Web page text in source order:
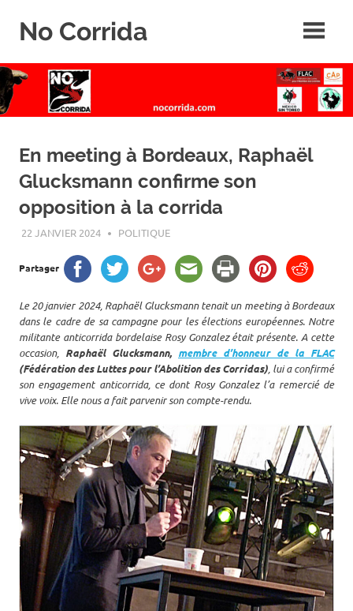
No Corrida
de
la
corrida
En meeting à Bordeaux, Raphaël
Glucksmann confirme son
opposition à la corrida
22 JANVIER 2024 ROGER LAHANA
POLITIQUE
Partager
Le 20 janvier 2024, Raphaël Glucksmann tenait un meeting à Bordeaux
dans le cadre de sa campagne pour les élections européennes. Notre
militante anticorrida bordelaise Rosy Gonzalez était présente. A cette
occasion, Raphaël Glucksmann, membre d’honneur de la FLAC
(Fédération des Luttes pour l’Abolition des Corridas), lui a confirmé
son engagement anticorrida, ce dont Rosy Gonzalez l’a remercié de
vive voix. Elle nous a fait parvenir son compte-rendu.